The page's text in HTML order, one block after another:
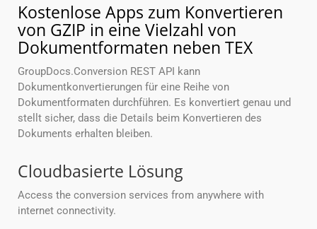
Kostenlose Apps zum Konvertieren
von GZIP in eine Vielzahl von
Dokumentformaten neben TEX
GroupDocs.Conversion REST API kann
Dokumentkonvertierungen für eine Reihe von
Dokumentformaten durchführen. Es konvertiert genau und
stellt sicher, dass die Details beim Konvertieren des
Dokuments erhalten bleiben.
Cloudbasierte Lösung
Access the conversion services from anywhere with
internet connectivity.